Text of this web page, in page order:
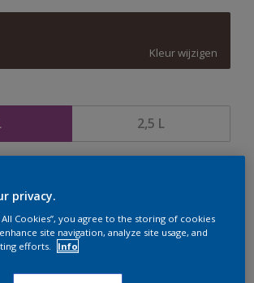
Kleur wijzigen
2,5 L
de website in de gaten, we werken
privacy.
All Cookies”, you agree to the storing of cookies
site navigation, analyze site usage, and
efforts.
Info